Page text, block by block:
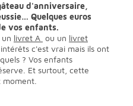
d'anniversaire,
Quelques euros
vos enfants.
livret A ou un livret
c'est vrai mais ils ont
? Vos enfants
Et surtout, cette